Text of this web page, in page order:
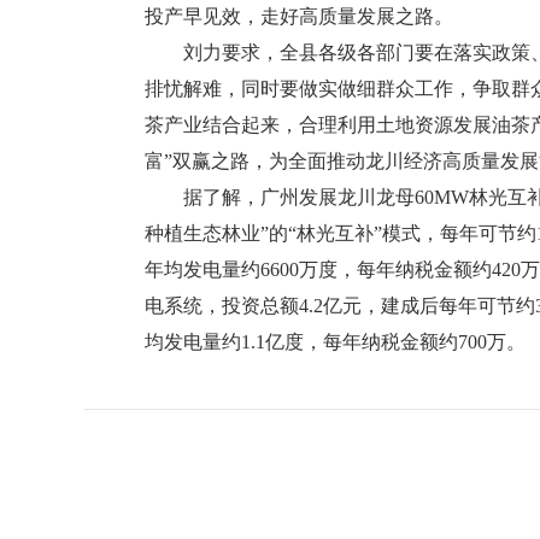
投产早见效，走好高质量发展之路。
刘力要求，全县各级各部门要在落实政策
排忧解难，同时要做实做细群众工作，争取
茶产业结合起来，合理利用土地资源发展油
富”双赢之路，为全面推动龙川经济高质量发
据了解，广州发展龙川龙母60MW林光互
种植生态林业”的“林光互补”模式，每年可节
年均发电量约6600万度，每年纳税金额约420
电系统，投资总额4.2亿元，建成后每年可节
均发电量约1.1亿度，每年纳税金额约700万。